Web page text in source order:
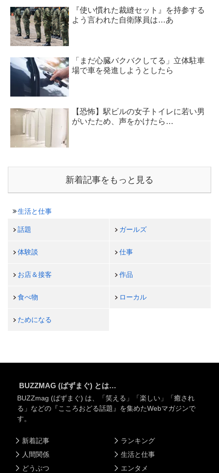
『使い慣れた裁縫セット』を持参する
よう言われた自衛隊員は…あ
「まだ心臓バクバクしてる」立体駐車
場で車を発進しようとしたら
【恐怖】駅ビルの女子トイレに若い男
がいたため、声をかけたら…
新着記事をもっと見る
生活と仕事
話題 ガールズ
体験談 仕事
お店＆接客 作品
食べ物 ローカル
ためになる
BUZZMAG (ばずまぐ) とは…
BUZZmag (ばずまぐ) は、「笑える」「楽しい」「癒され
る」などの『こころおどる話題』を集めたWebマガジンで
す。
新着記事
人間関係
どうぶつ
ランキング
生活と仕事
エンタメ